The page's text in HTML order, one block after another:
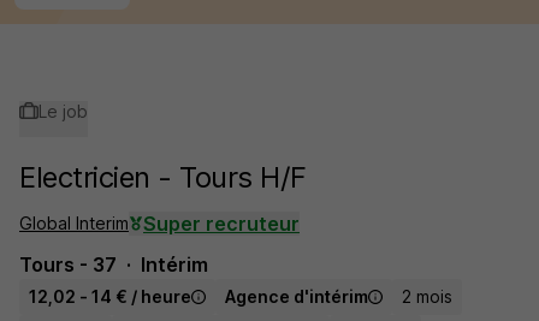
Le job
Electricien - Tours H/F
Global Interim
Super recruteur
Tours - 37
Intérim
12,02 - 14 € / heure Agence d'intérim
2 mois